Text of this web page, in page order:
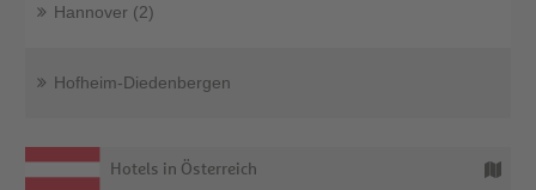
Hannover (2)
Hofheim-Diedenbergen
Hotels in Österreich